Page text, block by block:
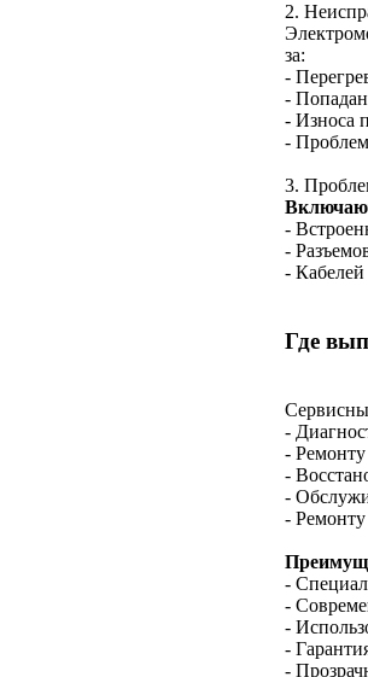
2.
за:
-
-
- Износа
-
3.
-
-
-
Где
-
- Ремонту
-
-
-
-
-
-
-
-